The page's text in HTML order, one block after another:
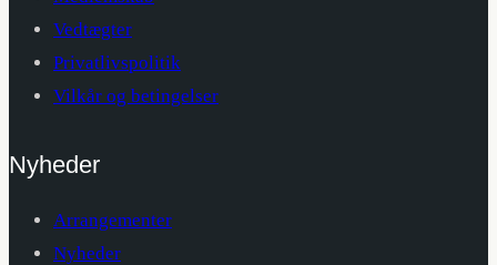
Vedtægter
Privatlivspolitik
Vilkår og betingelser
Nyheder
Arrangementer
Nyheder